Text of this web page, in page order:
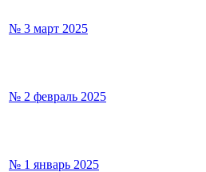
№ 3 март 2025
№ 2 февраль 2025
№ 1 январь 2025